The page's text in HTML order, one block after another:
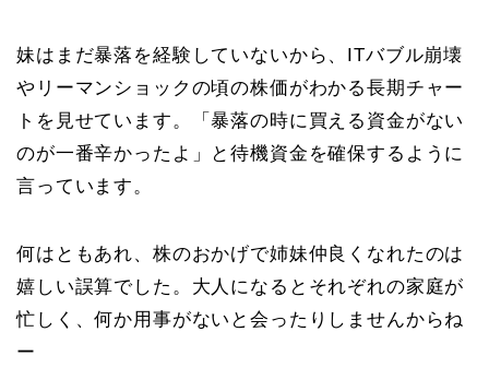
妹はまだ暴落を経験していないから、ITバブル崩壊
やリーマンショックの頃の株価がわかる長期チャー
トを見せています。「暴落の時に買える資金がない
のが一番辛かったよ」と待機資金を確保するように
言っています。
何はともあれ、株のおかげで姉妹仲良くなれたのは
嬉しい誤算でした。大人になるとそれぞれの家庭が
忙しく、何か用事がないと会ったりしませんからね
ー